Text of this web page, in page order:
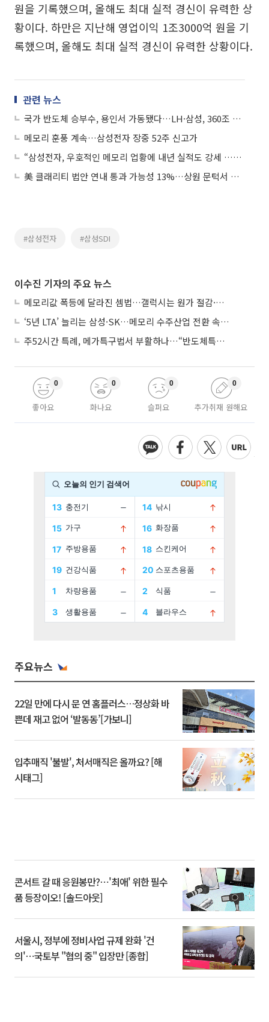
원을 기록했으며, 올해도 최대 실적 경신이 유력한 상
황이다. 하만은 지난해 영업이익 1조3000억 원을 기
록했으며, 올해도 최대 실적 경신이 유력한 상황이다.
관련 뉴스
국가 반도체 승부수, 용인서 가동됐다…LH·삼성, 360조 국가산단 본궤도
메모리 훈풍 계속…삼성전자 장중 52주 신고가
“삼성전자, 우호적인 메모리 업황에 내년 실적도 강세 …목표가 15만5000원”
美 클래리티 법안 연내 통과 가능성 13%…상원 문턱서 제동
#삼성전자 #삼성SDI
이수진 기자의 주요 뉴스
메모리값 폭등에 달라진 셈법…갤럭시는 원가 절감·아이폰은 서비스 확대
‘5년 LTA’ 늘리는 삼성·SK…메모리 수주산업 전환 속 다른 셈법
주52시간 특례, 메가특구법서 부활하나…“반도체특별법 담겨야”
좋아요
0
화나요
0
슬퍼요
0
추가취재 원해요
0
주요뉴스
22일 만에 다시 문 연 홈플러스…정상화 바
쁜데 재고 없어 ‘발동동’[가보니]
입추매직 '불발', 처서매직은 올까요? [해
시태그]
콘서트 갈 때 응원봉만?⋯'최애' 위한 필수
품 등장이오! [솔드아웃]
서울시, 정부에 정비사업 규제 완화 '건
의'⋯국토부 "협의 중" 입장만 [종합]